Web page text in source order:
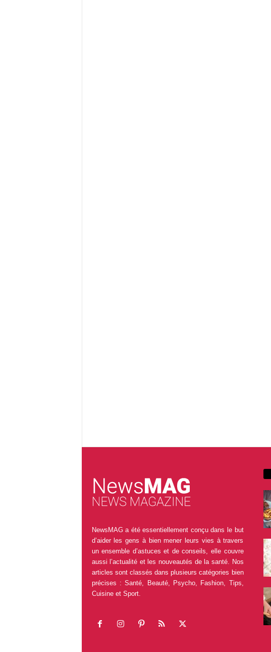
NewsMAG a été essentiellement conçu dans le but
d’aider les gens à bien mener leurs vies à travers
un ensemble d’astuces et de conseils, elle couvre
aussi l’actualité et les nouveautés de la santé. Nos
articles sont classés dans plusieurs catégories bien
précises : Santé, Beauté, Psycho, Fashion, Tips,
Cuisine et Sport.